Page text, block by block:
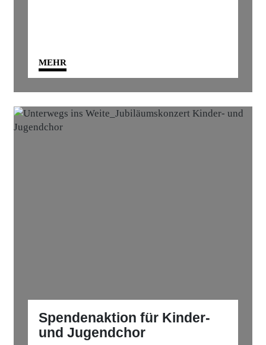
MEHR
Spendenaktion für Kinder-
und Jugendchor